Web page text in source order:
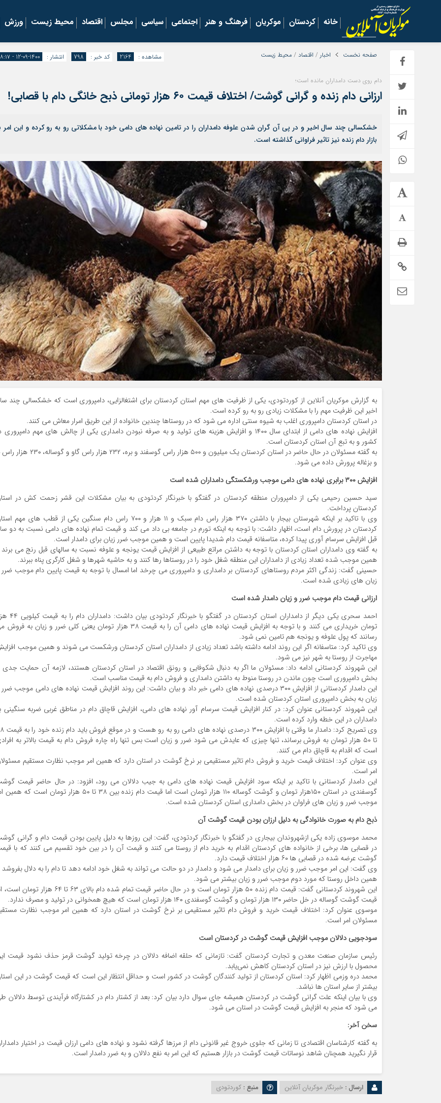
خانه کردستان موکریان فرهنگ و هنر اجتماعی سیاسی مجلس اقتصاد محیط زیست ورزش
صفحه نخست اخبار / اقتصاد / محیط زیست انتشار : 1400-09-12 - ۱۸:۱۷ کد خبر : 798 مشاهده : 2164
دام روی دست دامداران مانده است؛
ارزانی دام زنده و گرانی گوشت/ اختلاف قیمت ۶۰ هزار تومانی ذبح خانگی دام با قصابی!
خشکسالی چند سال اخیر و در پی آن گران شدن علوفه دامداران را در تامین نهاده های دامی خود با مشکلاتی رو به رو کرده و این امر
بازار دام زنده نیز تاثیر فراوانی گذاشته است.
به گزارش موکریان آنلاین از کوردتودی، یکی از ظرفیت های مهم استان کردستان برای اشتغالزایی، دامپروری است که خشکسالی چند
اخیر این ظرفیت مهم را با مشکلات زیادی رو به رو کرده است.
در استان کردستان دامپروری اغلب به شیوه سنتی اداره می شود که در روستاها چندین خانواده از این طریق امرار معاش می کنند.
افزایش نهاده های دامی از ابتدای سال ۱۴۰۰ و افزایش هزینه های تولید و به صرفه نبودن دامداری یکی از چالش های مهم
کشور و به تبع آن استان کردستان است.
به گفته مسئولان در حال حاضر در استان کردستان یک میلیون و ۵۰۰ هزار راس گوسفند و بره، ۲۳۲ هزار راس گاو و
و بزغاله پرورش داده می شود.
افزایش ۳۰۰ برابری نهاده های دامی موجب ورشکستگی دامداران شده است
سید حسین رحیمی یکی از دامپروران منطقه کردستان در گفتگو با خبرنگار کردتودی به بیان مشکلات این قشر زحمت کش در
کردستان پرداخت.
وی با تاکید بر اینکه شهرستان بیجار با داشتن ۳۷۰ هزار راس دام سبک و ۱۱ هزار و ۷۰۰ راس دام سنگین یکی از قطب های مهم
کردستان در پرورش دام است، اظهار داشت: با توجه به اینکه تورم در جامعه بی داد می کند و قیمت تمام نهاده های دامی نسبت به دو
قبل افزایش سرسام آوری پیدا کرده، متاسفانه قیمت دام شدیدا پایین است و همین موجب ضرر زیان برای دامدار است.
به گفته وی دامداران استان کردستان با توجه به داشتن مراتع طبیعی از افزایش قیمت یونجه و علوفه نسبت به سالهای قبل رنج می
همین موجب شده تعداد زیادی از دامداران این منطقه شغل خود را در روستاها رها کنند و به حاشیه شهرها و شغل کارگری پناه ببرند.
حسینی گفت: زندگی اکثر مردم روستاهای کردستان بر دامداری و دامپروری می چرخد اما امسال با توجه به قیمت پایین دام موجب
زیان های زیادی شده است.
ارزانی قیمت دام موجب ضرر و زیان دامدار شده است
احمد سحری یکی دیگر از دامداران استان کردستان در
تومان خریداری می کنند و با توجه به افزایش قیمت نهاده های دامی آن را به قیمت ۳۸ هزار تومان یعنی کلی ضرر و زیان به
رسانند که پول علوفه و یونجه هم تامین نمی شود.
وی تاکید کرد: متاسفانه اگر این روند ادامه داشته باشد تعداد زیادی از دامداران استان کردستان ورشکست می شوند و همین موجب
مهاجرت از روستا به شهر نیز می شود.
این شهروند کردستانی ادامه داد: مسئولان ما اگر به دنبال شکوفایی و رونق اقتصاد در استان کردستان هستند، لازمه آن حمایت جدی
بخش دامپروری است چون ماندن در روستا منوط به داشتن دامداری و فروش دام به قیمت مناسب است.
این دامدار کردستانی از افزایش ۳۰۰ درصدی نهاده های دامی خبر داد و بیان داشت: این روند افزایش قیمت نهاده های دامی موجب
زیان به بخش دامپروری استان کردستان شده است.
این شهروند کردستانی عنوان کرد: در کنار افزایش قیمت سرسام آور نهاده های دامی، افزایش قاچاق دام در مناطق غربی ضربه سنگینی
دامداران در این خطه وارد کرده است.
وی تصریح کرد: دامدار ما وقتی با
تا ۵۰ هزار تومان به فروش برساند، تنها چیزی که عایدش می شود ضرر و زیان است بس تنها راه چاره فروش دام به قیمت بالاتر به
است که اقدام به قاچاق دام می کنند.
وی عنوان کرد: اختلاف قیمت خرید و فروش دام تاثیر مستقیمی بر نرخ گوشت در استان دارد که همین امر موجب نظارت مستقیم
امر است.
این دامدار کردستانی با تاکید بر اینکه سود افزایش قیمت نهاده های دامی به جیب دلالان می رود، افزود: در حال حاضر قیمت
گوسفندی در استان ۱۵۰هزار تومان و گوشت گوساله ۱۱۰ هزار تومان است اما قیمت دام زنده بین ۳۸ تا ۵۰ هزار تومان است که
موجب ضرر و زیان های فراوان در بخش دامداری استان کردستان شده است.
ذبح دام به صورت خانوادگی به دلیل ارزان بودن قیمت گوشت آن
محمد موسوی زاده یکی ازشهروندان بیجاری در گفتگو با خبرنگار کردتودی، گفت: این روزها به دلیل پایین بودن قیمت دام و گرانی
در قصابی ها، برخی از خانواده های کردستان اقدام به خرید دام از روستا می کنند و قیمت آن را در بین خود تقسیم می کنند که با
گوشت عرضه شده در قصابی ها ۶۰ هزار اختلاف قیمت دارد.
وی گفت: این امر موجب ضرر و زیان برای دامدار می شود و دامدار در دو حالت می تواند به شغل خود ادامه دهد تا دام را به دلال بفروشد
همین داخل روستا که مورد دوم موجب ضرر و زیان بیشتر می شود.
این شهروند کردستانی گفت: قیمت دام زنده ۵۰ هزار تومان است و در حال حاضر قیمت تمام شده دام بالای ۶۳ تا ۶۴ هزار
قیمت گوشت گوساله در خل حاضر ۱۳۰ هزار تومان و گوشت گوسفندی ۱۴۰ هزار تومان است که هیچ همخوانی در تولید و مصرف ندارد.
موسوی عنوان کرد: اختلاف قیمت خرید و فروش دام تاثیر مستقیمی بر نرخ گوشت در استان دارد که همین امر موجب نظارت
مسئولان امر است.
سودجویی دلالان موجب افزایش قیمت گوشت در کردستان است
رئیس سازمان صنعت معدن و تجارت کردستان گفت: تازمانی که حلقه اضافه دلالان در چرخه تولید گوشت قرمز حذف نشود قیمت
محصول با ارزش نیز در استان کردستان کاهش نمی‌یابد.
محمد دره وزمی اظهار کرد: استان کردستان از تولید کنندگان گوشت در کشور است و حداقل انتظار این است که قیمت گوشت در این
بیشتر از سایر استان ها نباشد.
وی با بیان اینکه علت گرانی گوشت در کردستان همیشه جای سوال دارد بیان کرد: بعد از کشتار دام در کشتارگاه فرآیندی توسط دلالان
می شود که منجر به افزایش قیمت گوشت در استان می شود.
سخن آخر:
به گفته کارشناسان اقتصادی تا زمانی که جلوی خروج غیر قانونی دام از مرزها گرفته نشود و نهاده های دامی ارزان قیمت در اختیار
قرار نگیرید همچنان شاهد نوساتات قیمت گوشت در بازار هستیم که این امر به نفع دلالان و به ضرر دامدار است.
ارسال : خبرنگار موکریان آنلاین منبع : کوردتودی